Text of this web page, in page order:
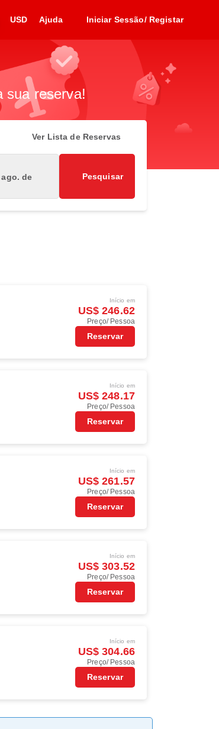
USD Ajuda Iniciar Sessão/ Registar
sua reserva!
Ver Lista de Reservas
de
Pesquisar
Início em
US$ 246.62
Preço/ Pessoa
Reservar
Início em
US$ 248.17
Preço/ Pessoa
Reservar
Início em
US$ 261.57
Preço/ Pessoa
Reservar
Início em
US$ 303.52
Preço/ Pessoa
Reservar
Início em
US$ 304.66
Preço/ Pessoa
Reservar